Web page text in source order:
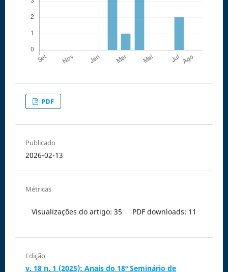
PDF
Publicado
2026-02-13
Métricas
Visualizações do artigo: 35 PDF downloads: 11
Edição
v. 18 n. 1 (2025): Anais do 18º Seminário de